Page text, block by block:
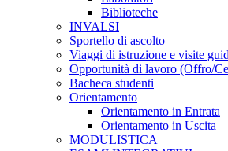
Biblioteche
INVALSI
Sportello di ascolto
Viaggi di istruzione e visite
Opportunità di lavoro (Offro/
Bacheca studenti
Orientamento
Orientamento in Entrata
Orientamento in Uscita
MODULISTICA